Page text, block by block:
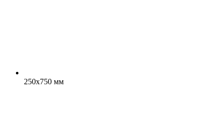
250x750 мм